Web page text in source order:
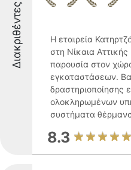
Διακριθέντες
Η εταιρεία
στη Νίκαια Αττικής
παρουσία στον
εγκαταστάσεων.
δραστηριοποίησης
ολοκληρωμένων
συστήματα
8.3